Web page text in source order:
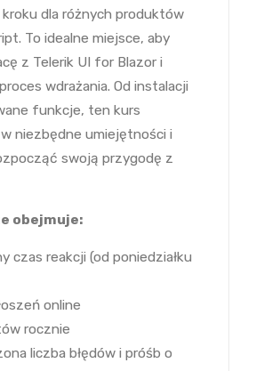
dla różnych produktów
To idealne miejsce, aby
z Telerik UI for Blazor i
wdrażania. Od instalacji
funkcje, ten kurs
niezbędne umiejętności i
swoją przygodę z
obejmuje:
czas reakcji (od poniedziałku
online
rocznie
liczba błędów i próśb o